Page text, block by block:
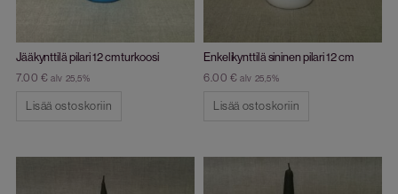
Jääkynttilä pilari 12 cm turkoosi
7.00 € alv 25,5%
Lisää ostoskoriin
Enkelikynttilä sininen pilari 12 cm
6.00 € alv 25,5%
Lisää ostoskoriin